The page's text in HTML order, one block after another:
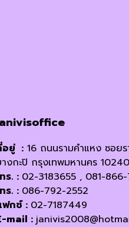
อยู่ : 16 ถนนรามคำแหง ซอย
งกะปิ กรุงเทพมหานคร 10240
ร. : 02-3183655 , 081-
ร. : 086-792-2552
กซ์ : 02-7187449
mail :